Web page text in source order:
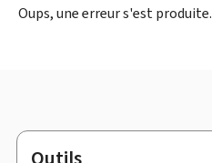
Oups, une erreur s'est produite.